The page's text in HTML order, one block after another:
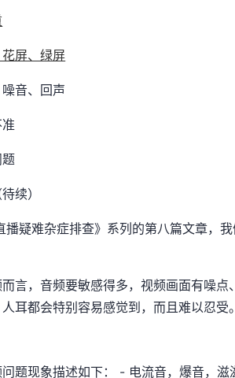
屏、绿屏
音、回声
续）
播疑难杂症排查》系列的第八篇文章，
言，音频要敏感得多，视频画面有噪
耳都会特别容易感觉到，而且难以忍受。
题现象描述如下： - 电流音，爆音，